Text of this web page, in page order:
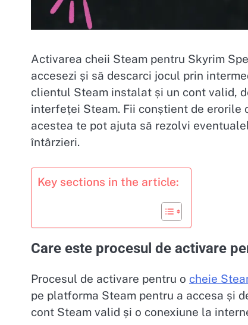
Activarea cheii Steam pentru Skyrim
accesezi și să descarci jocul prin
clientul Steam instalat și un cont valid,
interfeței Steam. Fii conștient de erorile
acestea te pot ajuta să rezolvi
întârzieri.
Key sections in the article:
Care este procesul de activare
Procesul de activare pentru o cheie
pe platforma Steam pentru a accesa și
cont Steam valid și o conexiune la